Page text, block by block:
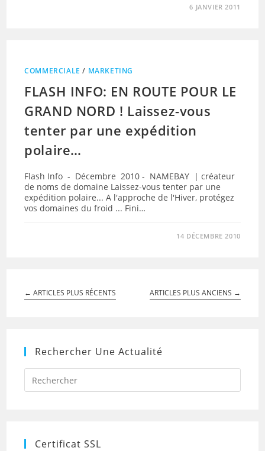
6 JANVIER 2011
COMMERCIALE / MARKETING
FLASH INFO: EN ROUTE POUR LE
GRAND NORD ! Laissez-vous
tenter par une expédition
polaire…
Flash Info - Décembre 2010 - NAMEBAY | créateur
de noms de domaine Laissez-vous tenter par une
expédition polaire... A l'approche de l'Hiver, protégez
vos domaines du froid ... Fini…
14 DÉCEMBRE 2010
← ARTICLES PLUS RÉCENTS ARTICLES PLUS ANCIENS →
Rechercher Une Actualité
Press
to
Certificat SSL